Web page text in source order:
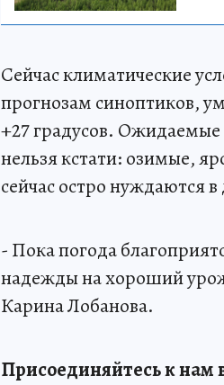
Сейчас климатические
прогнозам синоптиков,
+27 градусов.
нельзя кстати: озимые,
сейчас остро нуждаются
- Пока погода
надежды на хороший
Карина Лобанова.
Присоединяйтесь к нам